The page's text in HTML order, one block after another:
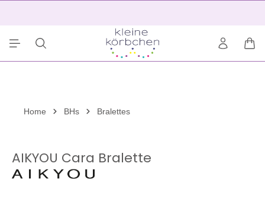
Home BHs Bralettes
AIKYOU Cara Bralette